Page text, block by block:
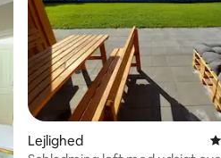
Lejlighed